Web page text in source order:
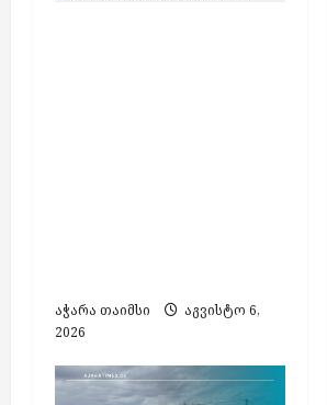
აჭარა თაიმსი
აგვისტო 6,
2026